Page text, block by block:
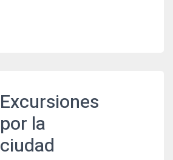
Excursiones
por la
ciudad